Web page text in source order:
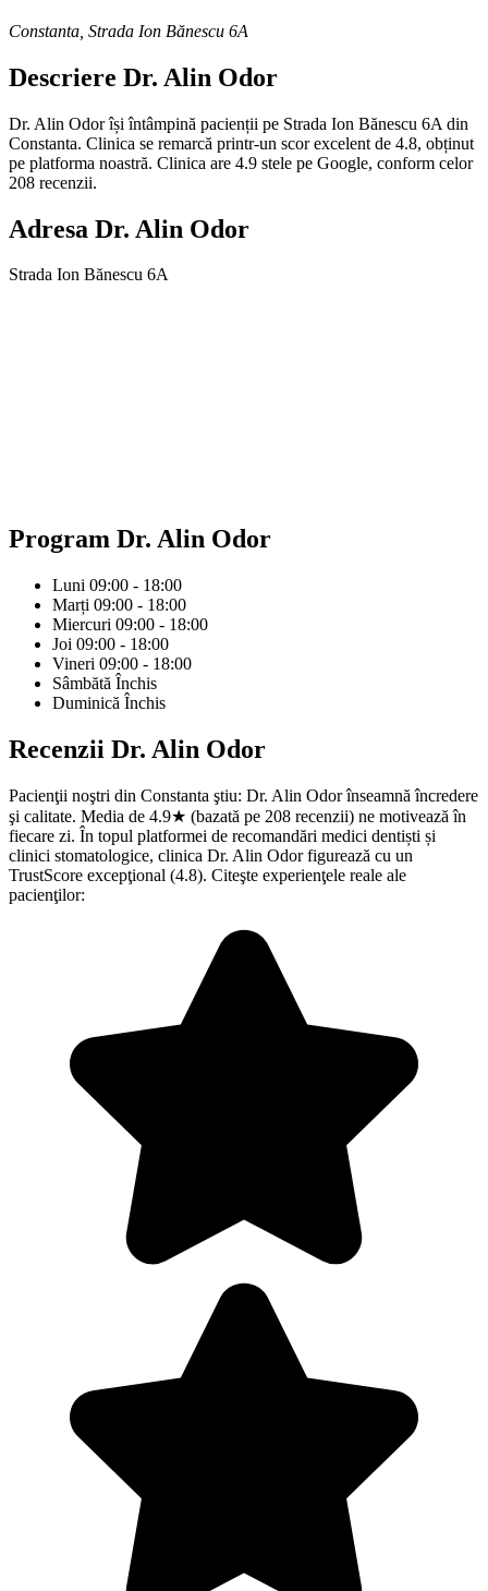
Constanta Strada Ion Bănescu 6A
Descriere Dr. Alin Odor
Dr. Alin Odor își întâmpină pacienții pe Strada Ion Bănescu 6A din
Constanta. Clinica se remarcă printr-un scor excelent de 4.8, obținut
pe platforma noastră. Clinica are 4.9 stele pe Google, conform celor
208 recenzii.
Adresa Dr. Alin Odor
Strada Ion Bănescu 6A
Program Dr. Alin Odor
Luni 09:00 - 18:00
Marți 09:00 - 18:00
Miercuri 09:00 - 18:00
Joi 09:00 - 18:00
Vineri 09:00 - 18:00
Sâmbătă Închis
Duminică Închis
Recenzii Dr. Alin Odor
Pacienţii noştri din Constanta ştiu: Dr. Alin Odor înseamnă încredere
şi calitate. Media de 4.9★ (bazată pe 208 recenzii) ne motivează în
fiecare zi. În topul platformei de recomandări medici dentiști și
clinici stomatologice, clinica Dr. Alin Odor figurează cu un
TrustScore excepţional (4.8). Citeşte experienţele reale ale
pacienţilor: